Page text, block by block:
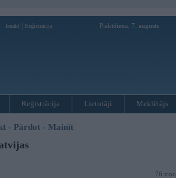
Ienākt Reģistrācija Piektdiena, 7. augusts
Reģistrācija Lietotāji Meklētājs
- Pārdot - Mainīt
76